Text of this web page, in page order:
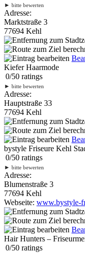
► bitte bewerten
Adresse:
Marktstraße 3
77694 Kehl
Kiefer Haarmode
0/50 ratings
► bitte bewerten
Adresse:
Hauptstraße 33
77694 Kehl
bystyle Friseure Kehl
0/50 ratings
► bitte bewerten
Adresse:
Blumenstraße 3
77694 Kehl
Webseite: www.bystyle-
Hair Hunters –
0/50 ratings